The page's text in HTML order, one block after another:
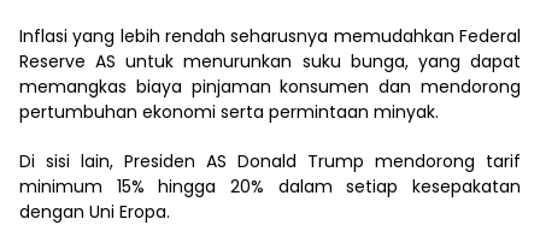
Inflasi yang lebih rendah seharusnya memudahkan Federal
Reserve AS untuk menurunkan suku bunga, yang dapat
memangkas biaya pinjaman konsumen dan mendorong
pertumbuhan ekonomi serta permintaan minyak.
Di sisi lain, Presiden AS Donald Trump mendorong tarif
minimum 15% hingga 20% dalam setiap kesepakatan
dengan Uni Eropa.